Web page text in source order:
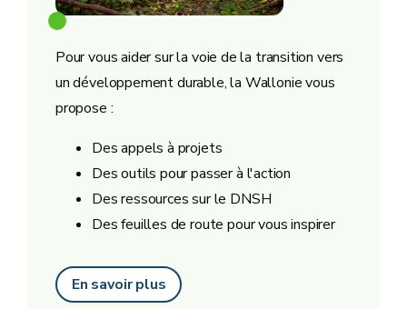
Pour vous aider sur la voie de la transition vers
un développement durable, la Wallonie vous
propose :
Des appels à projets
Des outils pour passer à l'action
Des ressources sur le DNSH
Des feuilles de route pour vous inspirer
En savoir plus